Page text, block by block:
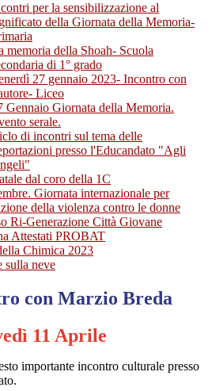
per la sensibilizzazione al
della Giornata della Memoria-
memoria della Shoah- Scuola
di 1° grado
27 gennaio 2023- Incontro con
Liceo
Gennaio Giornata della Memoria.
serale.
di incontri sul tema delle
presso l'Educandato "Agli
dal coro della 1C
Giornata internazionale per
della violenza contro le donne
Ri-Generazione Città Giovane
Attestati PROBAT
Chimica 2023
sulla neve
con Marzio Breda
11 Aprile
importante incontro culturale presso